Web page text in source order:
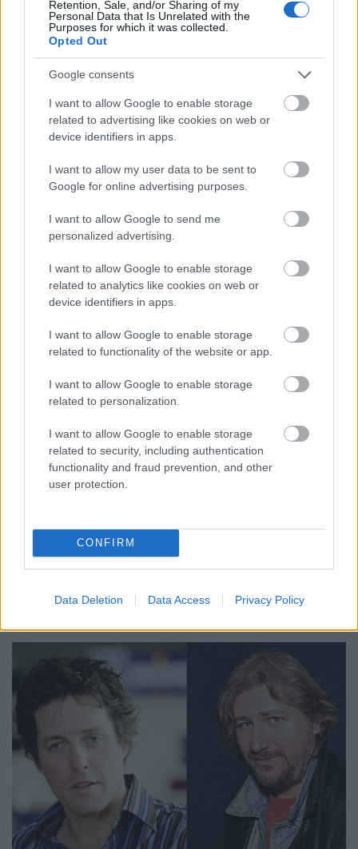
Retention, Sale, and/or Sharing of my
Personal Data that Is Unrelated with the
Purposes for which it was collected.
Opted Out
Google consents
I want to allow Google to enable storage
related to advertising like cookies on web or
device identifiers in apps.
I want to allow my user data to be sent to
Google for online advertising purposes.
I want to allow Google to send me
personalized advertising.
I want to allow Google to enable storage
related to analytics like cookies on web or
device identifiers in apps.
I want to allow Google to enable storage
related to functionality of the website or app.
I want to allow Google to enable storage
related to personalization.
I want to allow Google to enable storage
related to security, including authentication
functionality and fraud prevention, and other
user protection.
CONFIRM
Data Deletion Data Access Privacy Policy
A regény írója sosem rejtette véka alá, hogy Mark
Darcy karakterét a Büszkeség és balítélet Mr Darcy-
ja inspirálta. Több történés hasonlít a klasszikus
regényben leírtakra: például amikor Daniel azt
állítja, hogy Mark csalta el tőle a menyasszonyát,
pedig fordítva történt. A Büszkeség és balítéletben
ugyanúgy a Colin Firth által megformált karakter az
elszenvedője hasonló hazugságnak. Bridget
munkahelyének neve szintén sokat sejtető, ugyanis a
Pemberley Press-nél dolgozik, míg Jane Austen
művében Mr Darcy a Pemberley birtokon lakik. A
karaktert megformáló Colin Firth ezúttal Kőszegi
Ákos hangján szólalt meg. A szinkron készültekor
még nem volt kiforrott, hogy ki legyen Colin Firth
el), így a Bridget Jones naplója csupán a második
alkalom volt, amikor Kőszegi Ákost hallhattuk Colin
Firth szájából. Előtte szinkronizálta már többek
és a szintén gyakori Firth-hang, Csankó Zoltán is.